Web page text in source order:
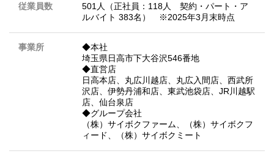
従業員数
501人（正社員：118人 契約・パート・ア
ルバイト 383名） ※2025年3月末時点
事業所
◆本社
埼玉県日高市下大谷沢546番地
◆直営店
日高本店、丸広川越店、丸広入間店、西武所
沢店、伊勢丹浦和店、東武池袋店、JR川越駅
店、仙台泉店
◆グループ会社
（株）サイボクファーム、（株）サイボクフ
ィード、（株）サイボクミート